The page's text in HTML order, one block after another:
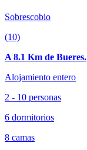
Sobrescobio
(10)
A 8.1 Km de Bueres.
Alojamiento entero
2 - 10 personas
6 dormitorios
8 camas